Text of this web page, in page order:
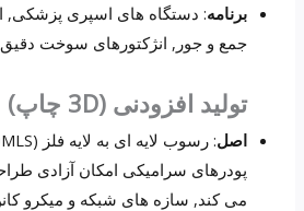
برنامه: دستگاه های اسپری پزشکی,
جمع و جور, انژکتورهای سوخت
تولید افزودنی (3D چاپ)
اصل
پودرهای سرامیکی امکان آزادی
می کند, سازه های شبکه و میکرو